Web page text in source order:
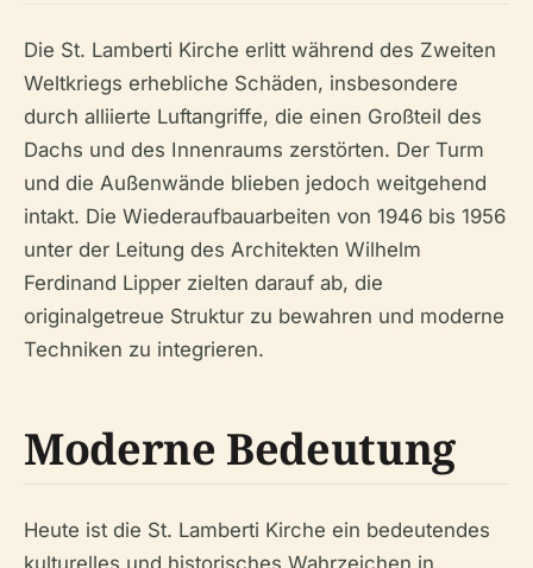
Die St. Lamberti Kirche erlitt während des Zweiten
Weltkriegs erhebliche Schäden, insbesondere
durch alliierte Luftangriffe, die einen Großteil des
Dachs und des Innenraums zerstörten. Der Turm
und die Außenwände blieben jedoch weitgehend
intakt. Die Wiederaufbauarbeiten von 1946 bis 1956
unter der Leitung des Architekten Wilhelm
Ferdinand Lipper zielten darauf ab, die
originalgetreue Struktur zu bewahren und moderne
Techniken zu integrieren.
Moderne Bedeutung
Heute ist die St. Lamberti Kirche ein bedeutendes